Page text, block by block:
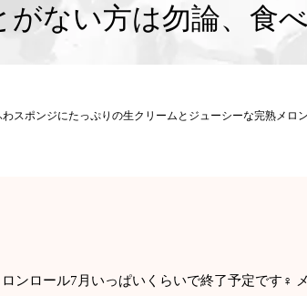
ない方は勿論、食
スポンジにたっぷりの生クリームとジューシーな完熟メロ
ンロール7月いっぱいくらいで終了予定です‍♀️